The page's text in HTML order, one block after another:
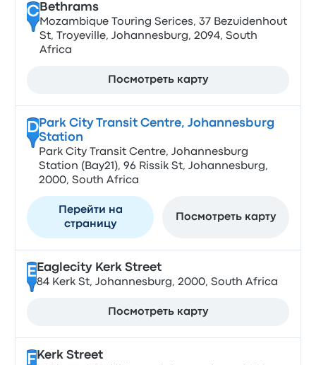
CBethrams
Mozambique Touring Serices, 37 Bezuidenhout
St, Troyeville, Johannesburg, 2094, South
Africa
Посмотреть карту
DPark City Transit Centre, Johannesburg
Station
Park City Transit Centre, Johannesburg
Station (Bay21), 96 Rissik St, Johannesburg,
2000, South Africa
Перейти на
страницу
Посмотреть карту
E Eaglecity Kerk Street
84 Kerk St, Johannesburg, 2000, South Africa
Посмотреть карту
F Kerk Street